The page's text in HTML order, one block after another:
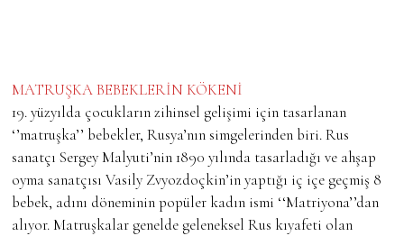
MATRUŞKA BEBEKLERİN KÖKENİ
19. yüzyılda çocukların zihinsel gelişimi için tasarlanan
‘’matruşka’’ bebekler, Rusya’nın simgelerinden biri. Rus
sanatçı Sergey Malyuti’nin 1890 yılında tasarladığı ve ahşap
oyma sanatçısı Vasily Zvyozdoçkin’in yaptığı iç içe geçmiş 8
bebek, adını döneminin popüler kadın ismi ‘‘Matriyona’’dan
alıyor. Matruşkalar genelde geleneksel Rus kıyafeti olan